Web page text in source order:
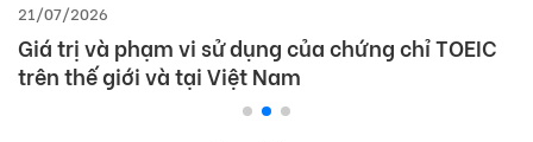
21/07/2026
Giá trị và phạm vi sử dụng của chứng chỉ TOEIC
trên thế giới và tại Việt Nam